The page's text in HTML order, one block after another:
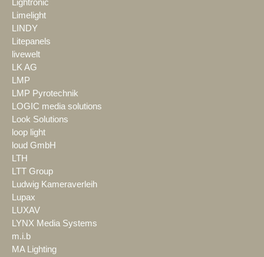
Lightronic
Limelight
LINDY
Litepanels
livewelt
LK AG
LMP
LMP Pyrotechnik
LOGIC media solutions
Look Solutions
loop light
loud GmbH
LTH
LTT Group
Ludwig Kameraverleih
Lupax
LUXAV
LYNX Media Systems
m.i.b
MA Lighting